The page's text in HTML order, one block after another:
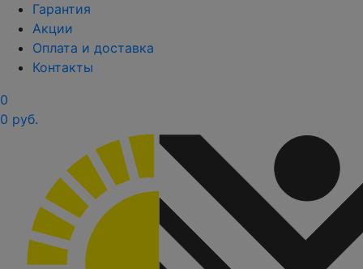
Гарантия
Акции
Оплата и доставка
Контакты
0
0 руб.